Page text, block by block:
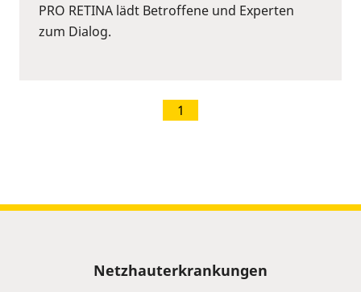
PRO RETINA lädt Betroffene und Experten
zum Dialog.
1
Netzhauterkrankungen